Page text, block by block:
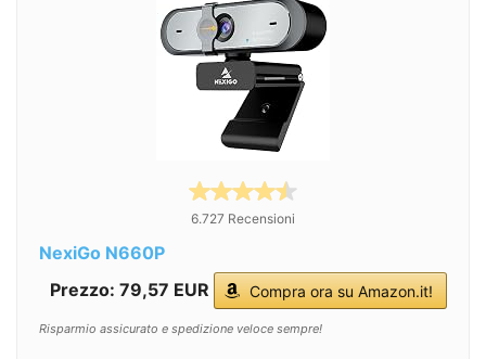
6.727 Recensioni
NexiGo N660P
Prezzo: 79,57 EUR
Compra ora su Amazon.it!
Risparmio assicurato e spedizione veloce sempre!